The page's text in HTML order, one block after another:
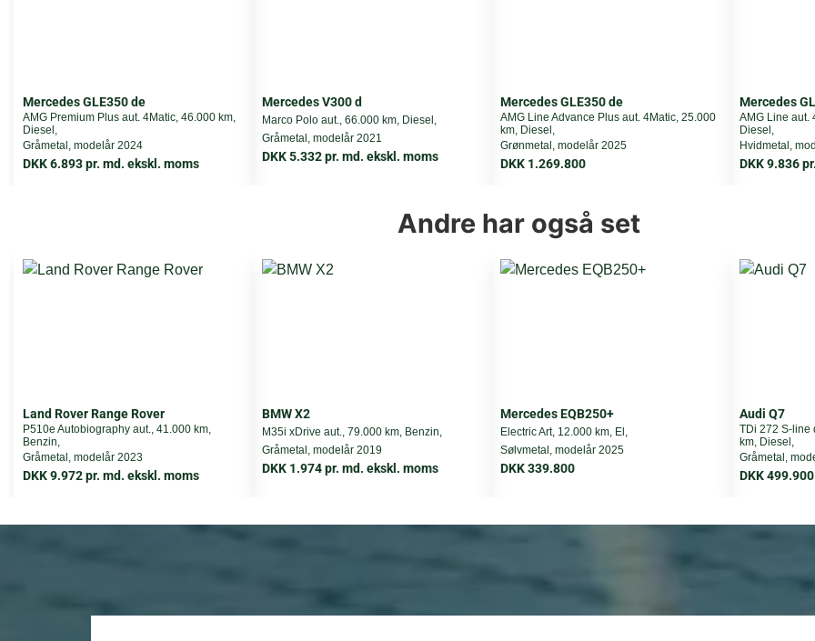
Topfart 210 km/h
Vægt 2695 kg
3280 kg
Længde 492 cm
Førstegangsydelse DKK 110.000
Totalpris i løbetiden DKK 6.974
Mercedes GLE350 de
AMG Premium Plus aut. 4Matic, 46.000 km,
Diesel,
Gråmetal, modelår 2024
DKK 6.893 pr. md. ekskl. moms
Mercedes V300 d
Marco Polo aut., 66.000 km, Diesel,
Gråmetal, modelår 2021
DKK 5.332 pr. md. ekskl. moms
Mercedes GLE350 de
AMG Line Advance Plus aut. 4Matic, 25.000
km, Diesel,
Grønmetal, modelår 2025
DKK 1.269.800
Mercedes
AMG Line aut.
Diesel,
Hvidmetal,
DKK 9.836
Andre har også set
Land Rover Range Rover
P510e Autobiography aut., 41.000 km,
Benzin,
Gråmetal, modelår 2023
DKK 9.972 pr. md. ekskl. moms
BMW X2
M35i xDrive aut., 79.000 km, Benzin,
Gråmetal, modelår 2019
DKK 1.974 pr. md. ekskl. moms
Mercedes EQB250+
Electric Art, 12.000 km, El,
Sølvmetal, modelår 2025
DKK 339.800
Audi Q7
TDi 272 S-line
km, Diesel,
Gråmetal,
DKK 499.900